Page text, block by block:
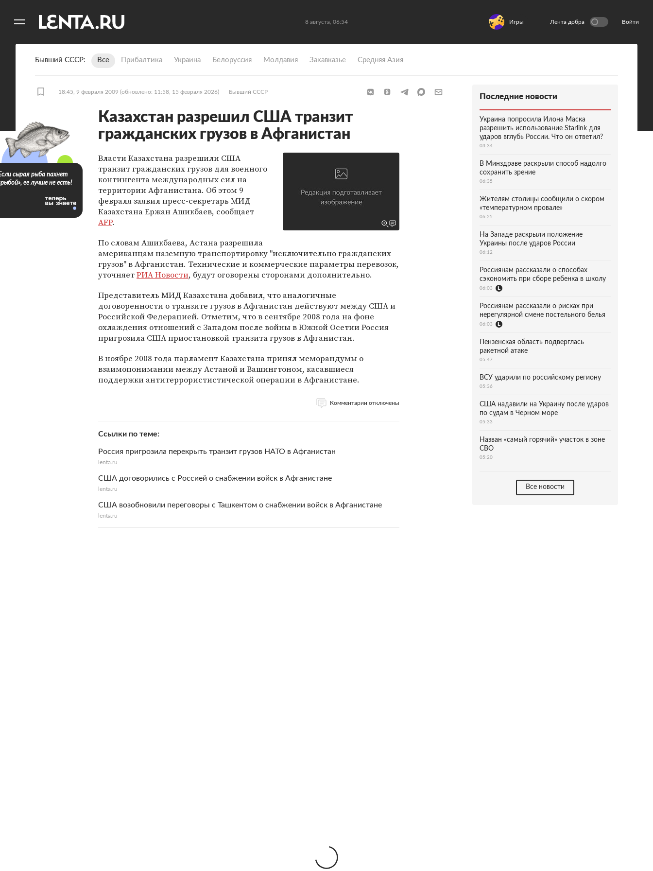
8 августа, 06:54 Игры Лента добра Войти
Бывший СССР Все Прибалтика Украина Белоруссия Молдавия Закавказье Средняя Азия
18:45, 9 февраля 2009 (обновлено: 11:58, 15 февраля 2026) Бывший СССР
Казахстан разрешил США транзит
гражданских грузов в Афганистан
Власти Казахстана разрешили США
транзит гражданских грузов для военного
контингента международных сил на
территории Афганистана. Об этом 9
февраля заявил пресс-секретарь МИД
Казахстана Ержан Ашикбаев, сообщает
AFP.
По словам Ашикбаева, Астана разрешила
американцам наземную транспортировку "исключительно гражданских
грузов" в Афганистан. Технические и коммерческие параметры перевозок,
уточняетРИА Новости, будут оговорены сторонами дополнительно.
Представитель МИД Казахстана добавил, что аналогичные
договоренности о транзите грузов в Афганистан действуют между США и
Российской Федерацией. Отметим, что в сентябре 2008 года на фоне
охлаждения отношений с Западом после войны в Южной Осетии Россия
пригрозила США приостановкой транзита грузов в Афганистан.
В ноябре 2008 года парламент Казахстана принял меморандумы о
взаимопонимании между Астаной и Вашингтоном, касавшиеся
поддержки антитеррористистической операции в Афганистане.
Комментарии отключены
Ссылки по теме
Россия пригрозила перекрыть транзит грузов НАТО в Афганистан
lenta.ru
США договорились с Россией о снабжении войск в Афганистане
lenta.ru
США возобновили переговоры с Ташкентом о снабжении войск в Афганистане
lenta.ru
сырая рыба пахнет
ее лучше не есть!
Последние новости
Украина попросила Илона Маска
разрешить использование Starlink для
ударов вглубь России. Что он ответил?
03:34
В Минздраве раскрыли способ надолго
сохранить зрение
06:35
Жителям столицы сообщили о скором
«температурном провале»
06:25
На Западе раскрыли положение
Украины после ударов России
06:12
Россиянам рассказали о способах
сэкономить при сборе ребенка в школу
06:03
Россиянам рассказали о рисках при
нерегулярной смене постельного белья
06:03
Пензенская область подверглась
ракетной атаке
05:47
ВСУ ударили по российскому региону
05:36
США надавили на Украину после ударов
по судам в Черном море
05:33
Назван «самый горячий» участок в зоне
СВО
05:20
Все новости